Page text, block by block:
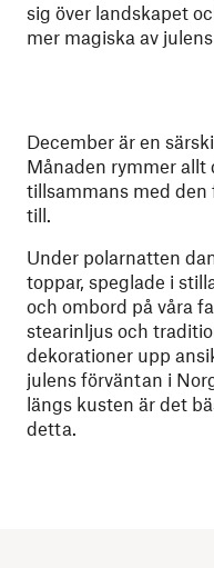
sig över landskapet
mer magiska av
December är en
Månaden rymmer allt
tillsammans med den
till.
Under polarnatten
toppar, speglade i
och ombord på våra
stearinljus och
dekorationer upp
julens förväntan i
längs kusten är det
detta.